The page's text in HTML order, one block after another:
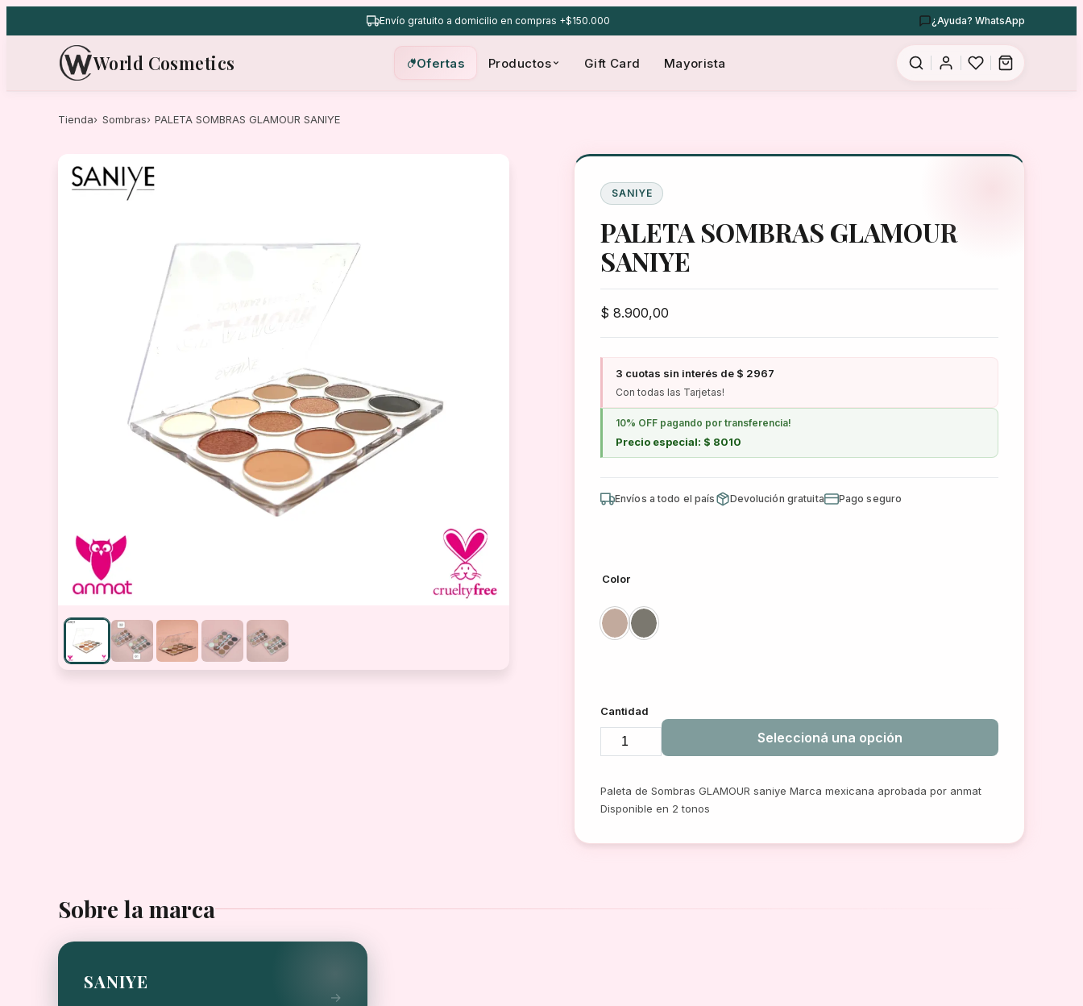
al
contenido
Envío gratuito a domicilio en compras +$150.000 ¿Ayuda? WhatsApp
World Cosmetics Ofertas Productos Gift Card Mayorista
Tienda Sombras PALETA SOMBRAS GLAMOUR SANIYE
SANIYE
PALETA SOMBRAS GLAMOUR
SANIYE
$ 8.900,00
3 cuotas sin interés de $ 2967
Con todas las Tarjetas!
10% OFF pagando por transferencia!
Precio especial: $ 8010
Envíos a todo el país Devolución gratuita Pago seguro
Color
Cantidad
PALETA
GLAMOUR
SANIYE
Seleccioná una opción
Paleta de Sombras GLAMOUR saniye Marca mexicana aprobada por anmat
Disponible en 2 tonos
Sobre la marca
SANIYE